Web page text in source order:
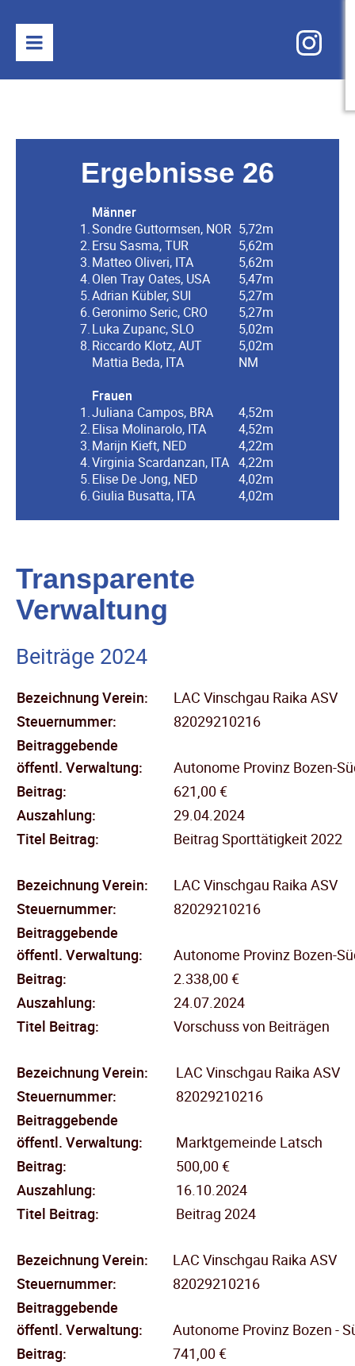
Ergebnisse 26
Männer
1.Sondre Guttormsen, NOR 5,72m
2.Ersu Sasma, TUR
5,62m
3.Matteo Oliveri, ITA
5,62m
4.Olen Tray Oates, USA
5,47m
5.Adrian Kübler, SUI
5,27m
6.Geronimo Seric, CRO
5,27m
7.Luka Zupanc, SLO
5,02m
8.Riccardo Klotz, AUT
5,02m
Mattia Beda, ITA
NM
Frauen
1.Juliana Campos, BRA
4,52m
2.Elisa Molinarolo, ITA
4,52m
3.Marijn Kieft, NED
4,22m
4.Virginia Scardanzan, ITA 4,22m
5.Elise De Jong, NED
4,02m
6.Giulia Busatta, ITA 4,02m
Transparente
Verwaltung
Beiträge 2024
Bezeichnung Verein:
LAC Vinschgau Raika ASV
Steuernummer:
82029210216
Beitraggebende
öffentl. Verwaltung:
Autonome Provinz Bozen-
Beitrag:
621,00 €
Auszahlung:
29.04.2024
Titel Beitrag:
Beitrag Sporttätigkeit 2022
Bezeichnung Verein:
LAC Vinschgau Raika ASV
Steuernummer:
82029210216
Beitraggebende
öffentl. Verwaltung:
Autonome Provinz Bozen-
Beitrag:
2.338,00 €
Auszahlung:
24.07.2024
Titel Beitrag:
Vorschuss von Beiträgen
Bezeichnung Verein:
LAC Vinschgau Raika ASV
Steuernummer:
82029210216
Beitraggebende
öffentl. Verwaltung:
Marktgemeinde Latsch
Beitrag:
500,00 €
Auszahlung:
16.10.2024
Titel Beitrag:
Beitrag 2024
Bezeichnung Verein:
LAC Vinschgau Raika ASV
Steuernummer:
82029210216
Beitraggebende
öffentl. Verwaltung:
Autonome Provinz Bozen -
Beitrag:
741,00 €